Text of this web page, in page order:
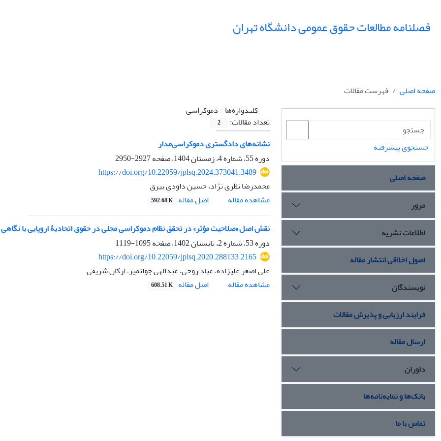
فصلنامه مطالعات حقوق عمومی دانشگاه تهران
صفحه اصلی
فهرست مقالات
کلیدواژه‌ها =‏دموکراسی
تعداد مقالات:
2
نشانه‌های دادگستری دموکراسی‌مدار
دوره 55، شماره 4، زمستان 1404، صفحه
2927-2950
https://doi.org/10.22059/jplsq.2024.373041.3489
محمدرضا نظری نژاد، حسین داودی بیرق
مشاهده مقاله
اصل مقاله 592.68 K
نقش اصل «صلاحیت مؤثر» در تحقق نظام دموکراسی محلی در حقوق ‏اتحادیۀ اروپایی با نگاهی
دوره 53، شماره 2، تابستان 1402، صفحه
1095-1119
https://doi.org/10.22059/jplsq.2020.288133.2165
علی اصغر علیزاده، عباد روحی، عبدالهی جوانمیر، ارکان شریفی
مشاهده مقاله
اصل مقاله 608.51 K
جستجوی پیشرفته
صفحه اصلی
مرور
اطلاعات نشریه
اصول اخلاقی انتشار مقاله
نویسندگان
فرایند ارزیابی و پذیرش مقالات
ارسال مقاله
داوران
بانک‌ها و نمایه‌نامه‌ها
تماس با ما